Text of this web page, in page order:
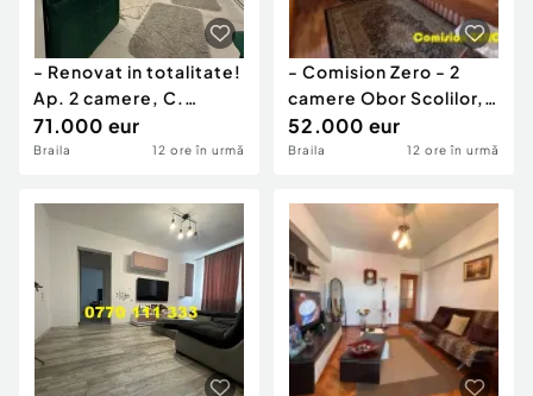
- Renovat in totalitate!
Ap. 2 camere, C.
Galati, et.3. Doua
71.000 eur
Braila 12 ore în urmă
- Comision Zero - 2
camere Obor Scolilor,
suprafata 57mp, et
52.000 eur
Braila 12 ore în urmă